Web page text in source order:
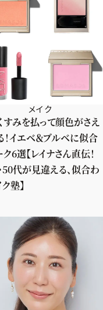
メイク
すみを払って顔色がさえ
！イエベ＆ブルベに似合
6選【レイナさん直伝！
50代が見違える、似合わ
塾】